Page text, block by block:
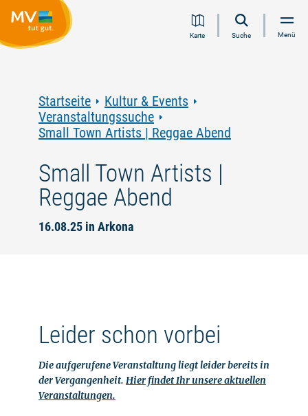
Inhalt
Navigation
Volltextsuche
FooterKarte Suche Menü
Startseite
Kultur & Events
Veranstaltungssuche
Small Town Artists | Reggae Abend
Small Town Artists |
Reggae Abend
16.08.25 in Arkona
Leider schon vorbei
Die aufgerufene Veranstaltung liegt leider bereits in
der Vergangenheit. Hier findet Ihr unsere aktuellen
Veranstaltungen.